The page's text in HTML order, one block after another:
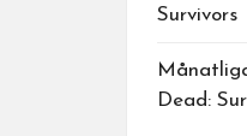
Survivors
Dead: